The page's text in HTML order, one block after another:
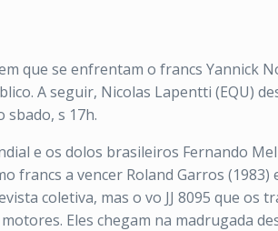
que se enfrentam o francs Yannick
A seguir, Nicolas Lapentti (EQU)
sbado, s 17h.
e os dolos brasileiros Fernando
francs a vencer Roland Garros (1983)
coletiva, mas o vo JJ 8095 que os
Eles chegam na madrugada